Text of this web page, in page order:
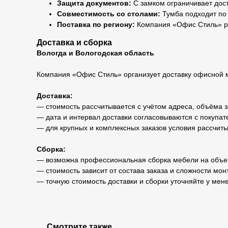
Защита документов: С замком ограничивает
Совместимость со столами: Тумба подходит
Поставка по региону: Компания «Офис Стиль»
Доставка и сборка
Вологда и Вологодская область
Компания «Офис Стиль» организует доставку
Доставка:
— стоимость рассчитывается с учётом адреса, объёма
— дата и интервал доставки согласовываются с
— для крупных и комплексных заказов условия
Сборка:
— возможна профессиональная сборка мебели на
— стоимость зависит от состава заказа и сложности
— точную стоимость доставки и сборки уточняйте у